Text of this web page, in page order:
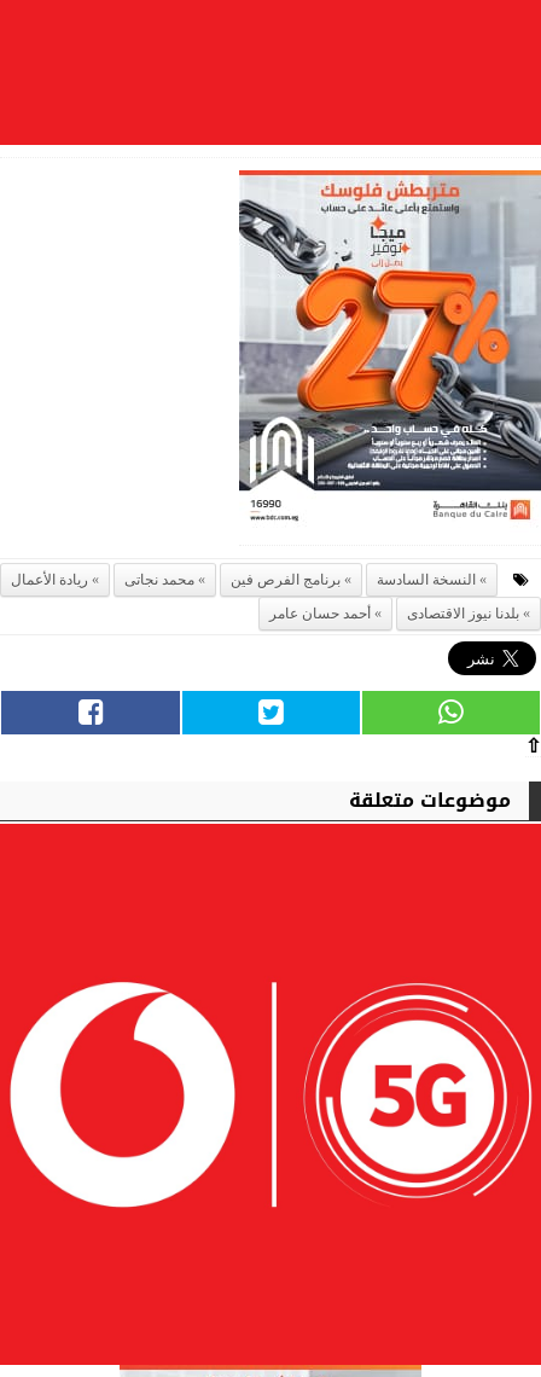
النسخة السادسة برنامج الفرص فين محمد نجاتى
ريادة الأعمال
بلدنا نيوز الاقتصادى
أحمد حسان عامر
⇧
موضوعات متعلقة